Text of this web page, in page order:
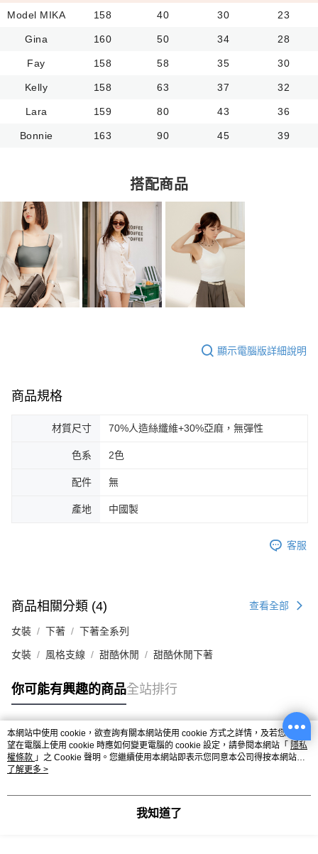
Model MIKA 158 40 30 23
Gina 160 50 34 28
Fay 158 58 35 30
Kelly 158 63 37 32
Lara 159 80 43 36
Bonnie 163 90 45 39
搭配商品
顯示電腦版詳細說明
商品規格
材質尺寸 70%人造絲纖維+30%亞麻，無彈性
色系 2色
配件 無
產地 中國製
客服
商品相關分類 (4) 查看全部
女裝 下著 下著全系列
女裝 風格支線 甜酷休閒 甜酷休閒下著
你可能有興趣的商品全站排行
熱門標籤
本網站中使用 cookie，欲查詢有關本網站使用 cookie 方式之詳情，及若您不希
望在電腦上使用 cookie 時應如何變更電腦的 cookie 設定，請參閱本網站「 隱私
權條款 」之 Cookie 聲明。您繼續使用本網站即表示您同意本公司得按本網站使
用條款之 Cookie 聲明使用 cookie。
了解更多 >
我知道了